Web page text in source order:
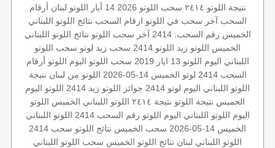
نتيجة اللوتو ٢٤١٤
سحب اللوتو 2026 14 أيار اللوتو لبنان أرقام
السحب آخر سحب في اللوتو ارقام السحب نتائج اللوتو اللبناني
الخميس رقم السحب: 2414 آخر سحب اللوتو نتائج اللوتو اللبناني
الخميس اللوتو زيد اللوتو 2414 سحب زيد لوتو سحب اللوتو
اللبناني اليوم اللوتو 13 ايار 2019 سحب اللوتو اليوم اللوتو أرقام
السحب 2414
لوتو الخميس 14-05-2026 اللوتو من لبنان نتيجة
اللوتو اللبناني اليوم لوتو 2414 جوائز اللوتو زيد 2414
اللوتو اليوم
الخميس نتيجة اللوتو نتيجة ٢٤١٤ اللوتو اللبناني الخميس اللوتو
اليوم اللوتو اللبناني اليوم اللوتو رقم السحب 2414
اللوتو اللبناني
الخميس 14-05-2026
سحب الخميس نتائج اللوتو سحب 2414
اللوتو اللبناني لبنان نتائج اللوتو الخميس سحب اللوتو اللبناني